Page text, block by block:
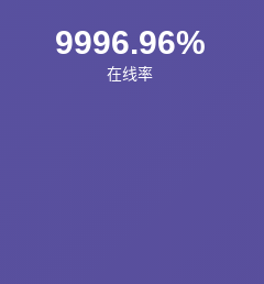
9996.96%
在线率